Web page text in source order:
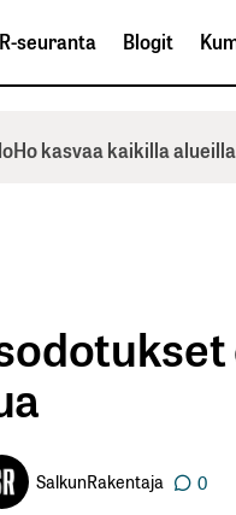
seuranta Blogit
kasvaa kaikilla
SalkunRakentaja 0